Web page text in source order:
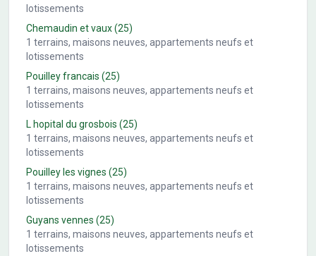
lotissements
Chemaudin et vaux(25)
1 terrains, maisons neuves, appartements neufs et
lotissements
Pouilley francais (25)
1 terrains, maisons neuves, appartements neufs et
lotissements
L hopital du grosbois (25)
1 terrains, maisons neuves, appartements neufs et
lotissements
Pouilley les vignes (25)
1 terrains, maisons neuves, appartements neufs et
lotissements
Guyans vennes (25)
1 terrains, maisons neuves, appartements neufs et
lotissements